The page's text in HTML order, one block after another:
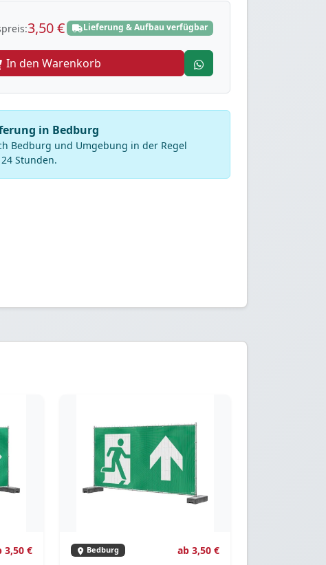
3,50 € Lieferung & Aufbau verfügbar
In den Warenkorb
in Bedburg
Bedburg und Umgebung in der Regel
Stunden.
3,50 €
Bedburg
ab 3,50 €